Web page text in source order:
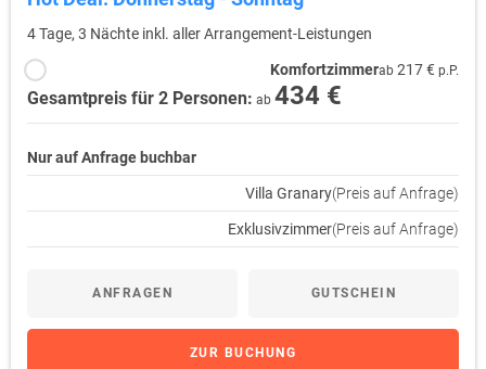
4 Tage, 3 Nächte inkl. aller Arrangement-Leistungen
Komfortzimmerab 217 € p.P.
Gesamtpreis für 2 Personen: ab 434 €
Nur auf Anfrage buchbar
Villa Granary(Preis auf Anfrage)
Exklusivzimmer(Preis auf Anfrage)
ANFRAGEN GUTSCHEIN
ZUR BUCHUNG